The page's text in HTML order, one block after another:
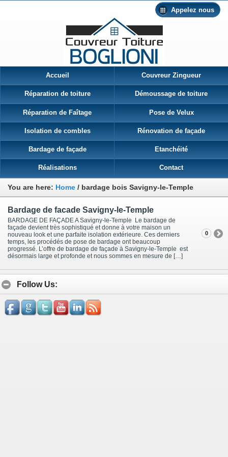
Appelez nous
Accueil Couvreur Zingueur
Réparation de toiture Démoussage de toiture
Réparation de Faîtage Pose de Velux
Isolation de combles Rénovation de façade
Bardage de façade Etanchéité
Réalisations Contact
You are here: Home / bardage bois Savigny-le-Temple
Bardage de facade Savigny-le-Temple
BARDAGE DE FAÇADE A Savigny-le-Temple Le bardage de
façade devient très sophistiqué et donne à votre maison un
nouveau look et une parfaite isolation extérieure. Ces derniers
temps, les procédés de pose de bardage ont beaucoup
progressé. L’offre de bardage de façade à Savigny-le-Temple est
désormais large et profonde et nous sommes en mesure de […]
0
Follow Us: